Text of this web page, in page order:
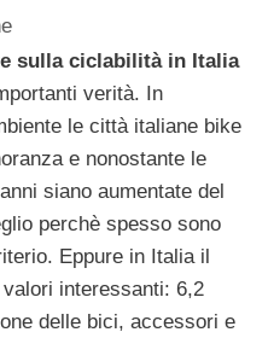
sulla ciclabilità in Italia
verità. In
le città italiane bike
e nonostante le
siano aumentate del
perchè spesso sono
Eppure in Italia il
interessanti: 6,2
delle bici, accessori e